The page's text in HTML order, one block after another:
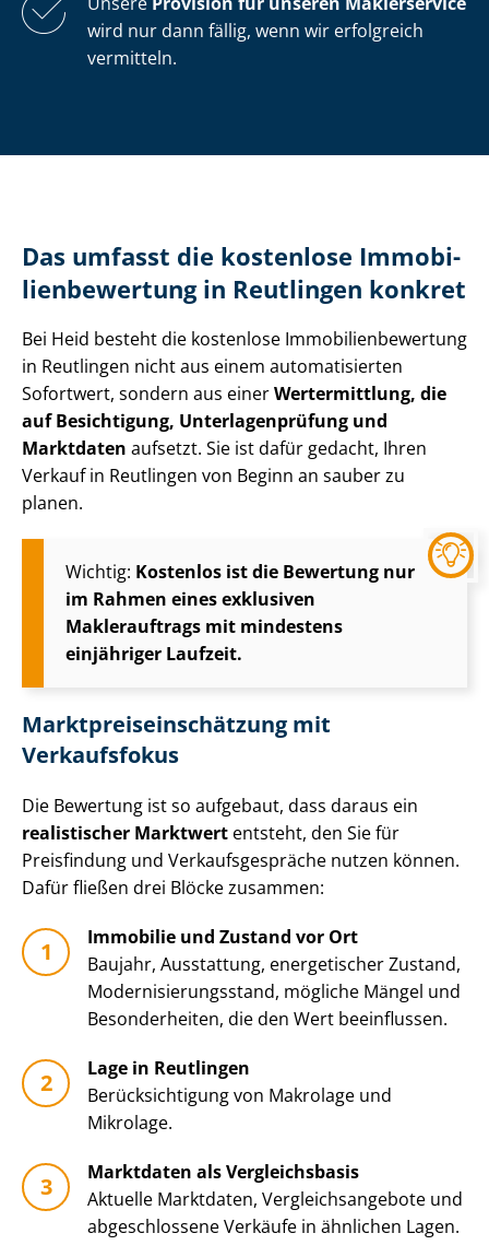
wird nur dann fällig, wenn wir erfolgreich
vermitteln.
Das umfasst die kostenlose Im­mo­bi­
li­en­be­wer­tung in Reutlingen konkret
Bei Heid besteht die kostenlose Im­mo­bi­li­en­be­wer­tung
in Reutlingen nicht aus einem automatisierten
Sofortwert, sondern aus einerWertermittlung, die
auf Besichtigung, Un­ter­la­gen­prü­fung und
Marktdaten aufsetzt. Sie ist dafür gedacht, Ihren
Verkauf in Reutlingen von Beginn an sauber zu
planen.
Wichtig: Kostenlos ist die Bewertung nur
im Rahmen eines exklusiven
Maklerauftrags mit mindestens
einjähriger Laufzeit.
Markt­preis­ein­schät­zung mit
Verkaufsfokus
Die Bewertung ist so aufgebaut, dass daraus ein
realistischer Marktwert entsteht, den Sie für
Preisfindung und Ver­kaufs­ge­sprä­che nutzen können.
Dafür fließen drei Blöcke zusammen:
Immobilie und Zustand vor Ort
Baujahr, Ausstattung, energetischer Zustand,
Mo­der­ni­sie­rungs­stand, mögliche Mängel und
Besonderheiten, die den Wert beeinflussen.
Lage in Reutlingen
Be­rück­sich­ti­gung von Makrolage und
Mikrolage.
Marktdaten als Vergleichsbasis
Aktuelle Marktdaten, Ver­gleichs­an­ge­bo­te und
abgeschlossene Verkäufe in ähnlichen Lagen.